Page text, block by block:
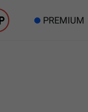
PREMIUM